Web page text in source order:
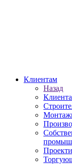
Клиентам
Назад